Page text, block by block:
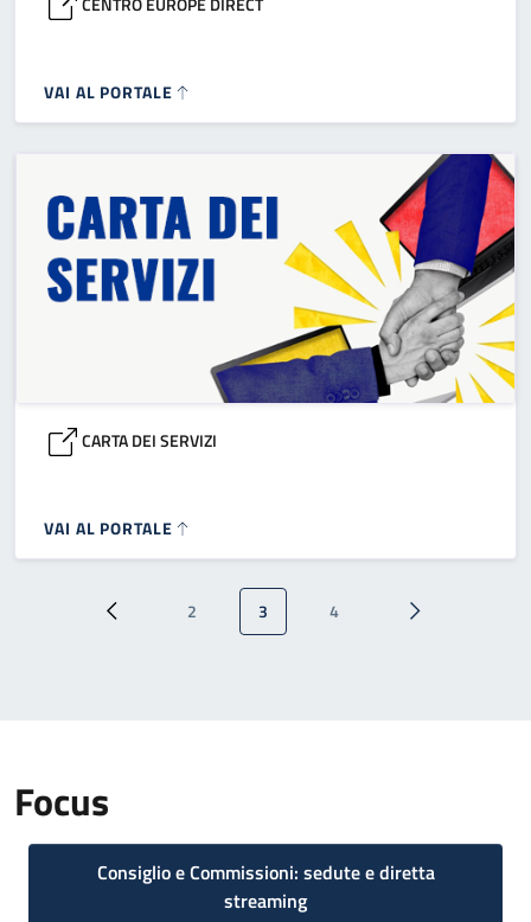
VAI AL PORTALE
CARTA DEI SERVIZI
VAI AL PORTALE
Paginazione
Pagina precedente
Pagina
2 Pagina attuale
3 Pagina
4 Pagina
Focus
Consiglio e Commissioni: sedute e diretta
streaming